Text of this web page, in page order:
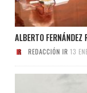
ALBERTO
REDACCIÓN IR 13